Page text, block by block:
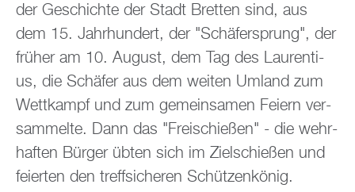
der Ge­schich­te der Stadt Brett­en sind, aus
dem 15. Jahr­hun­dert, der "Schä­fer­sprung", der
frü­her am 10. Au­gust, dem Tag des Lau­ren­ti­
us, die Schä­fer aus dem wei­ten Um­land zum
Wett­kampf und zum ge­mein­sa­men Fei­ern ver­
sam­mel­te. Dann das "Frei­schie­ßen" - die wehr­
haf­ten Bür­ger übten sich im Ziel­schie­ßen und
fei­er­ten den treff­si­che­ren Schüt­zen­kö­nig.